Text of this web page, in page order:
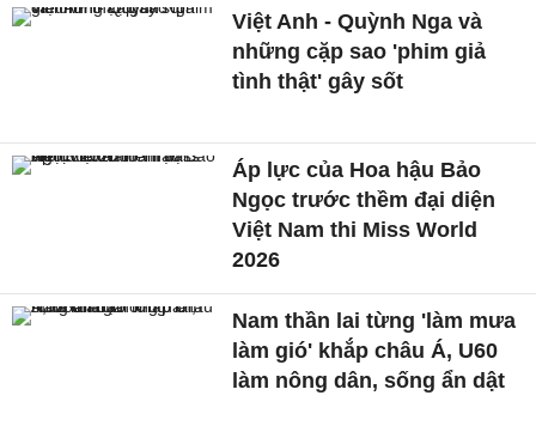
Việt Anh - Quỳnh Nga và
những cặp sao 'phim giả
tình thật' gây sốt
Áp lực của Hoa hậu Bảo
Ngọc trước thềm đại diện
Việt Nam thi Miss World
2026
Nam thần lai từng 'làm mưa
làm gió' khắp châu Á, U60
làm nông dân, sống ẩn dật